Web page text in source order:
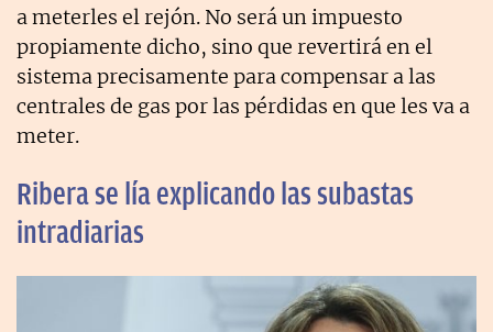
a meterles el rejón. No será un impuesto
propiamente dicho, sino que revertirá en el
sistema precisamente para compensar a las
centrales de gas por las pérdidas en que les va a
meter.
Ribera se lía explicando las subastas
intradiarias